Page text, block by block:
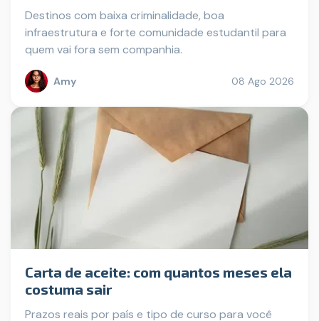
Destinos com baixa criminalidade, boa
infraestrutura e forte comunidade estudantil para
quem vai fora sem companhia.
Amy 08 Ago 2026
Carta de aceite: com quantos meses ela
costuma sair
Prazos reais por país e tipo de curso para você